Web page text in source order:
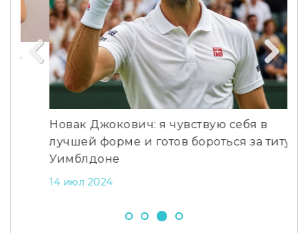
Новак Джокович: я чувствую себя в
лучшей форме и готов бороться за титул на
Уимблдоне
14 июл 2024
Previous Next